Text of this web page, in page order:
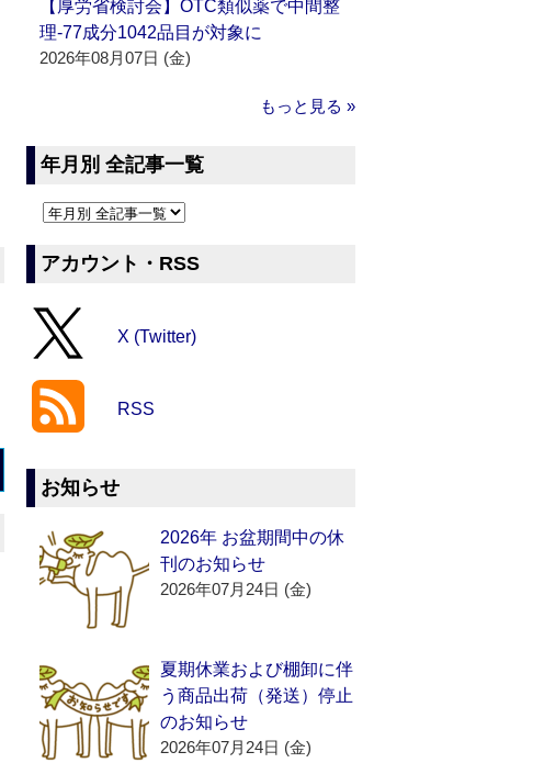
【厚労省検討会】OTC類似薬で中間整
理‐77成分1042品目が対象に
2026年08月07日 (金)
もっと見る »
年月別 全記事一覧
アカウント・RSS
X (Twitter)
RSS
お知らせ
2026年 お盆期間中の休
刊のお知らせ
2026年07月24日 (金)
夏期休業および棚卸に伴
う商品出荷（発送）停止
のお知らせ
2026年07月24日 (金)